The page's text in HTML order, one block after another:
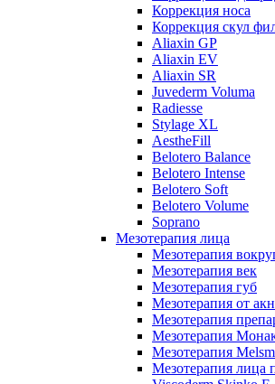
Коррекция носа
Коррекция скул
Aliaxin GP
Aliaxin EV
Aliaxin SR
Juvederm Voluma
Radiesse
Stylage XL
AestheFill
Belotero Balance
Belotero Intense
Belotero Soft
Belotero Volume
Soprano
Мезотерапия лица
Мезотерапия
Мезотерапия век
Мезотерапия губ
Мезотерапия от
Мезотерапия
Мезотерапия
Мезотерапия
Мезотерапия лица